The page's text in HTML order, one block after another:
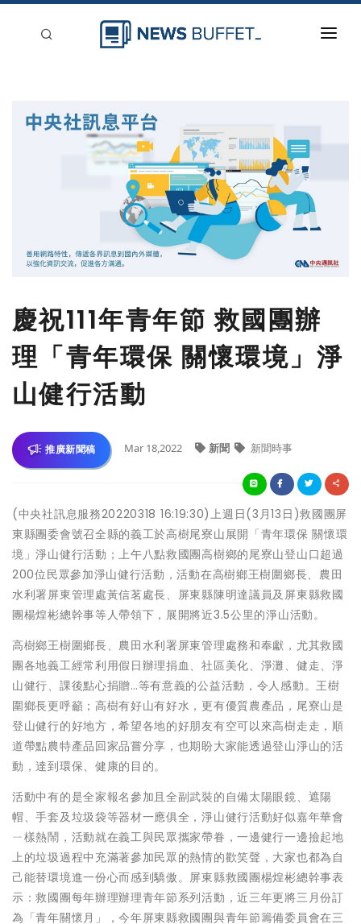
慶祝111年青年節 救國團辦
理「青年環保 關懷環境」淨
山健行活動
推廣新聞稿 Mar 18,2022 新聞 新聞時事
(中央社訊息服務20220318 16:19:30)上週日(3月13日)救國團屏
東縣團委會號召全縣的義工於高樹尾寮山展開「青年環保 關懷環
境」淨山健行活動；上午八點救國團高樹鄉的尾寮山登山口超過
200位民眾參加淨山健行活動，活動在高樹鄉王樹圍鄉長、農田
水利署屏東管理處黃信茗處長、屏東縣陳明達議員及屏東縣救國
團楊煌彬總幹事等人帶領下，展開將近3.5公里的淨山活動。
高樹鄉王樹圍鄉長、農田水利署屏東管理處務和奉獻，尤其救國
團各地義工經常利用假日辦理捐血、社區美化、淨灘、健走、淨
山健行、課後點心捐贈…等有意義的公益活動，令人感動。王樹
圍鄉長更呼籲；高樹有好山有好水，更有優質農產品，尾寮山是
登山健行的好地方，希望各地的好朋友有空可以來高樹走走，順
道帶點農特產品回家品嘗分享，也期盼大家能透過登山淨山的活
動，達到環保、健康的目的。
活動中有的是全家報名參加且全副武裝的自備太陽眼鏡、遮陽
帽、手套及垃圾袋等器材一應俱全，淨山健行活動好似嘉年華會
ㄧ樣熱鬧，活動就在義工與民眾攜家帶眷，一邊健行一邊撿起地
上的垃圾過程中充滿著參加民眾的熱情的歡笑聲，大家也都為自
己能替環境進一份心而感到驕傲。屏東縣救國團楊煌彬總幹事表
示：救國團每年辦理辦理青年節系列活動，近三年更將三月份訂
為「青年關懷月」，今年屏東縣救國團與青年節籌備委員會在三